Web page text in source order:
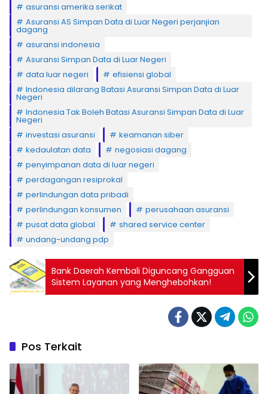
asuransi amerika serikat
Asuransi AS Simpan Data di Luar Negeri perjanjian
dagang
asuransi indonesia
Asuransi Simpan Data di Luar Negeri
data luar negeri
efisiensi global
Indonesia dilarang Batasi Asuransi Simpan Data di Luar
Negeri
Indonesia Tak Boleh Batasi Asuransi Simpan Data di Luar
Negeri
investasi asuransi
keamanan siber
kedaulatan data
negosiasi dagang
penyimpanan data di luar negeri
perdagangan resiprokal
perlindungan data pribadi
perlindungan konsumen
perusahaan asuransi
pusat data global
shared service center
undang-undang pdp
Bank Daerah Kembali Diguncang Gangguan
Sistem Layanan yang Menghebohkan!
Pos Terkait